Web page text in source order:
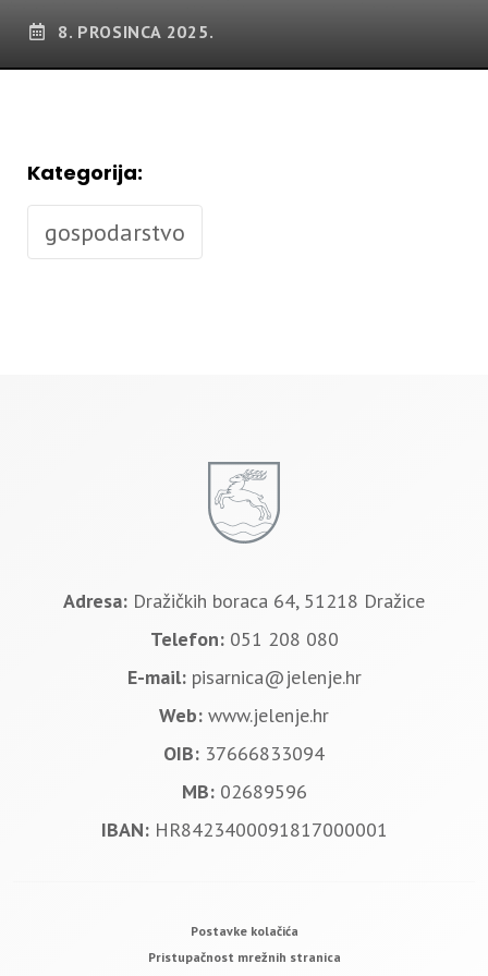
8. PROSINCA 2025.
Kategorija:
gospodarstvo
Adresa: Dražičkih boraca 64, 51218 Dražice
Telefon: 051 208 080
E-mail: pisarnica@jelenje.hr
Web: www.jelenje.hr
OIB: 37666833094
MB: 02689596
IBAN: HR8423400091817000001
Postavke kolačića
Pristupačnost mrežnih stranica